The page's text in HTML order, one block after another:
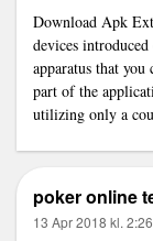
Download Apk
devices
apparatus that
part of the
utilizing only a
poker online
13 Apr 2018 kl. 2:26